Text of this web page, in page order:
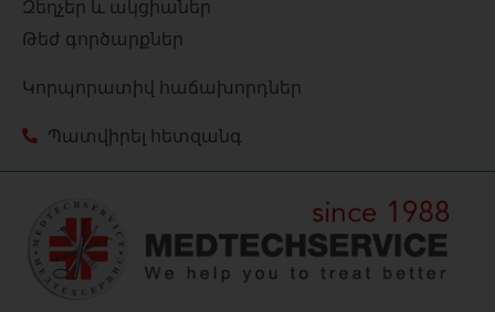
Զեղչեր և ակցիաներ
Թեժ գործարքներ
Կորպորատիվ հաճախորդներ
Պատվիրել հետզանգ